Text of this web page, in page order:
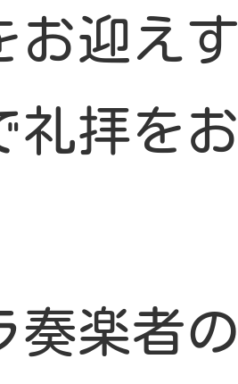
お迎えす
礼拝をお
楽者の